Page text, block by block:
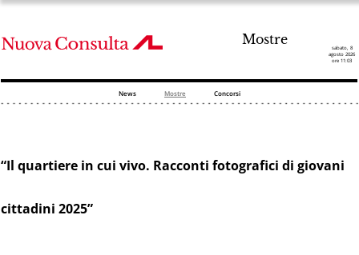
Mostre
sabato, 8
agosto 2026
ore 11:03
News Mostre Concorsi
“Il quartiere in cui vivo. Racconti fotografici di giovani
cittadini 2025”